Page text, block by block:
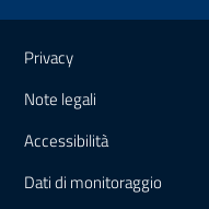
Link e
Privacy
Note legali
Accessibilità
Dati di monitoraggio